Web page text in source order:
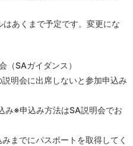
はあくまで予定です。変更にな
SAガイダンス）
説明会に出席しないと参加申込み
※申込み方法はSA説明会でお
みまでにパスポートを取得してく